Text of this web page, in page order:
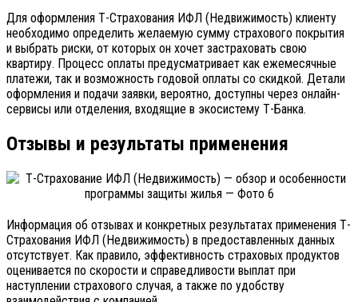
Для оформления Т-Страхования ИФЛ (Недвижимость) клиенту
необходимо определить желаемую сумму страхового покрытия
и выбрать риски, от которых он хочет застраховать свою
квартиру. Процесс оплаты предусматривает как ежемесячные
платежи, так и возможность годовой оплаты со скидкой. Детали
оформления и подачи заявки, вероятно, доступны через онлайн-
сервисы или отделения, входящие в экосистему Т-Банка.
Отзывы и результаты применения
Информация об отзывах и конкретных результатах применения Т-
Страхования ИФЛ (Недвижимость) в предоставленных данных
отсутствует. Как правило, эффективность страховых продуктов
оценивается по скорости и справедливости выплат при
наступлении страхового случая, а также по удобству